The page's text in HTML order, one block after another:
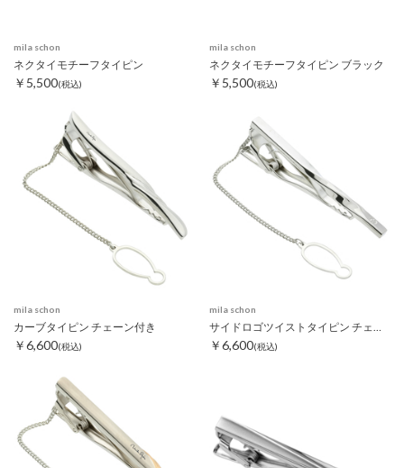
mila schon
ネクタイモチーフタイピン
￥5,500(税込)
mila schon
ネクタイモチーフタイピン ブラック
￥5,500(税込)
mila schon
カーブタイピン チェーン付き
￥6,600(税込)
mila schon
サイドロゴツイストタイピン チェーン付き
￥6,600(税込)